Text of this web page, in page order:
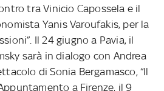
tra Vinicio Capossela e il
Yanis Varoufakis, per la
Il 24 giugno a Pavia, il
sarà in dialogo con Andrea
di Sonia Bergamasco, “Il
a Firenze, il 9